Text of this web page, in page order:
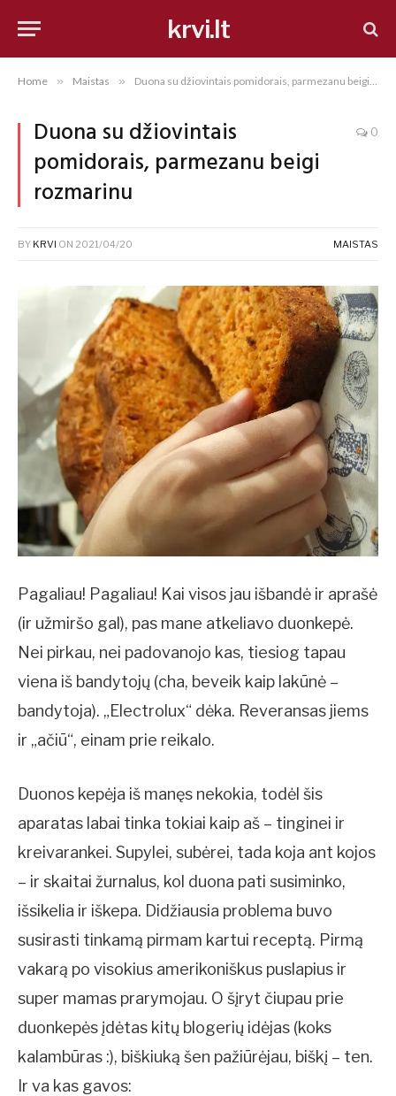
krvi.lt
Home » Maistas » Duona su džiovintais pomidorais, parmezanu beigi rozmarinu
Duona su džiovintais
pomidorais, parmezanu beigi
rozmarinu
0
BY KRVI ON 2021/04/20 MAISTAS
Pagaliau! Pagaliau! Kai visos jau išbandė ir aprašė
(ir užmiršo gal), pas mane atkeliavo duonkepė.
Nei pirkau, nei padovanojo kas, tiesiog tapau
viena iš bandytojų (cha, beveik kaip lakūnė –
bandytoja). „Electrolux“ dėka. Reveransas jiems
ir „ačiū“, einam prie reikalo.
Duonos kepėja iš manęs nekokia, todėl šis
aparatas labai tinka tokiai kaip aš – tinginei ir
kreivarankei. Supylei, subėrei, tada koja ant kojos
– ir skaitai žurnalus, kol duona pati susiminko,
išsikelia ir iškepa. Didžiausia problema buvo
susirasti tinkamą pirmam kartui receptą. Pirmą
vakarą po visokius amerikoniškus puslapius ir
super mamas prarymojau. O šįryt čiupau prie
duonkepės įdėtas kitų blogerių idėjas (koks
kalambūras :), biškiuką šen pažiūrėjau, biškį – ten.
Ir va kas gavos: